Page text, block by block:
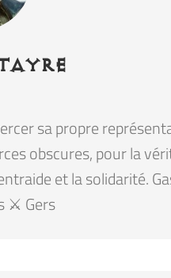
sa propre
obscures, pour la
et la solidarité.
⚔️ Gers